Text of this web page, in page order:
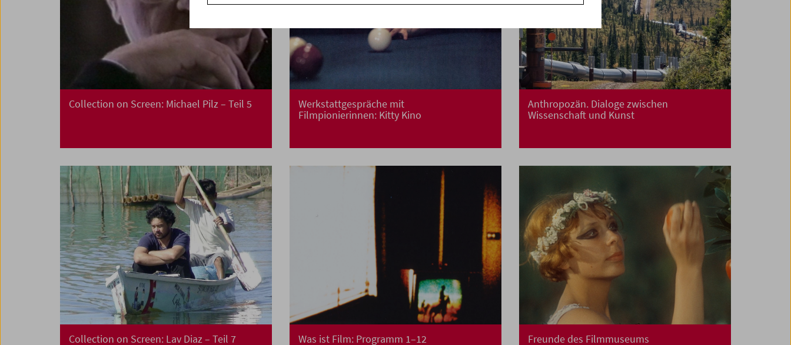
Collection on Screen: Michael Pilz – Teil 5
Werkstattgespräche mit
Filmpionierinnen: Kitty Kino
Anthropozän. Dialoge zwischen
Wissenschaft und Kunst
Collection on Screen: Lav Diaz – Teil 7 Was ist Film: Programm 1–12 Freunde des Filmmuseums